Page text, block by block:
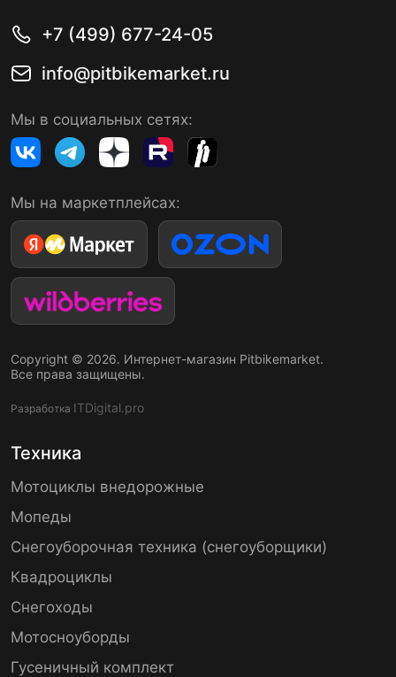
+7 (499) 677-24-05
info@pitbikemarket.ru
Мы в социальных сетях:
Мы на маркетплейсах:
Copyright © 2026. Интернет-магазин Pitbikemarket.
Все права защищены.
Разработка ITDigital.pro
Техника
Мотоциклы внедорожные
Мопеды
Снегоуборочная техника (снегоуборщики)
Квадроциклы
Снегоходы
Мотосноуборды
Гусеничный комплект